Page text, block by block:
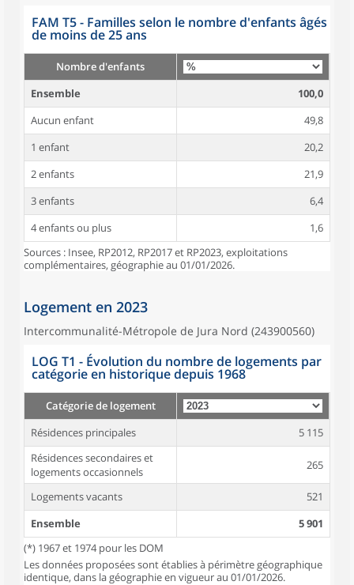
FAM T5 - Familles selon le nombre d'enfants âgés
de moins de 25 ans
Nombre d'enfants
Ensemble
100,0
Aucun enfant
49,8
1 enfant
20,2
2 enfants
21,9
3 enfants
6,4
4 enfants ou plus
1,6
Sources : Insee, RP2012, RP2017 et RP2023, exploitations
complémentaires, géographie au 01/01/2026.
Logement en 2023
Intercommunalité-Métropole de Jura Nord (243900560)
LOG T1 - Évolution du nombre de logements par
catégorie en historique depuis 1968
Catégorie de logement
Résidences principales
5 115
Résidences secondaires et
logements occasionnels
265
Logements vacants
521
Ensemble
5 901
(*) 1967 et 1974 pour les DOM
Les données proposées sont établies à périmètre géographique
identique, dans la géographie en vigueur au 01/01/2026.